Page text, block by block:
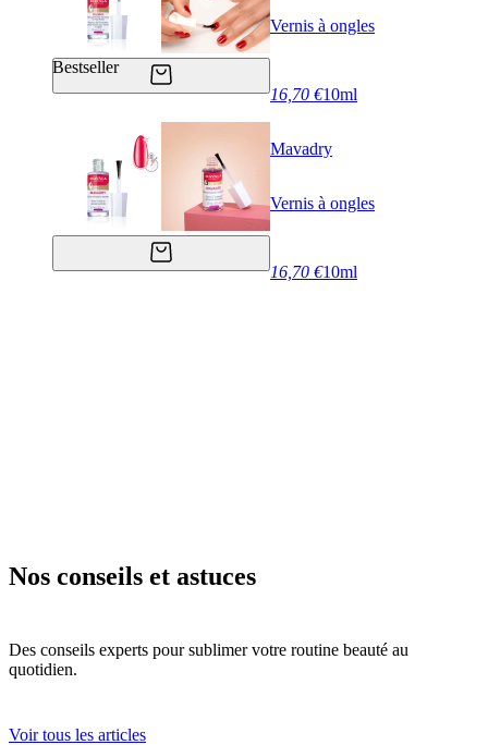
Bestseller
Vernis à ongles
16,70 €10ml
Mavadry
Vernis à ongles
16,70 €10ml
Nos conseils et astuces
Des conseils experts pour sublimer votre routine beauté au
quotidien.
Voir tous les articles